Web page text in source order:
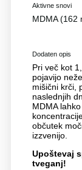
Aktivne snovi
MDMA (162
Dodaten opis
Pri več kot
pojavijo
mišični krči,
naslednjih
MDMA
občutek
izzvenijo.
Upoštevaj
tveganj!